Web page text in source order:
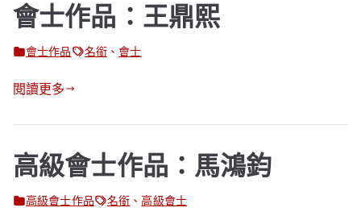
會士作品：王鼎熙
會士作品 名銜、會士
閱讀更多
高級會士作品：馬鴻鈞
高級會士作品 名銜 、高級會士